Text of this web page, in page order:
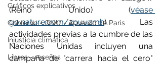
Gráficos explicativos
Gobierno - ONU - Acuerdo de Paris
Injusticia climática
Libros - reseñas
(Reino Unido) (véase
go.nature.com/2puuzmh). Las
actividades previas a la cumbre de las
Naciones Unidas incluyen una
campaña de "carrera hacia el cero"